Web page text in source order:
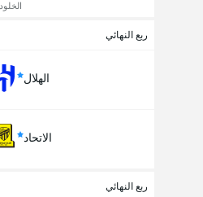
الخلود فازت 4-
ربع النهائي
الهلال
الاتحاد
ربع النهائي